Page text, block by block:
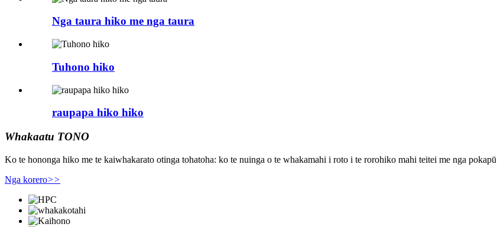
Nga taura hiko me nga taura
Tuhono hiko
raupapa hiko hiko
Whakaatu TONO
Ko te hononga hiko me te kaiwhakarato otinga tohatoha: ko te nuinga o te whakamahi i roto i te rorohiko mahi teitei me nga
Nga korero>>